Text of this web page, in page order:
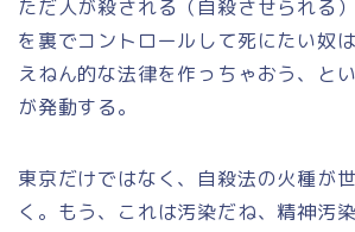
ただ人が殺される（自殺させられる
を裏でコントロールして死にたい奴
えねん的な法律を作っちゃおう、と
が発動する。
東京だけではなく、自殺法の火種が
く。もう、これは汚染だね、精神汚